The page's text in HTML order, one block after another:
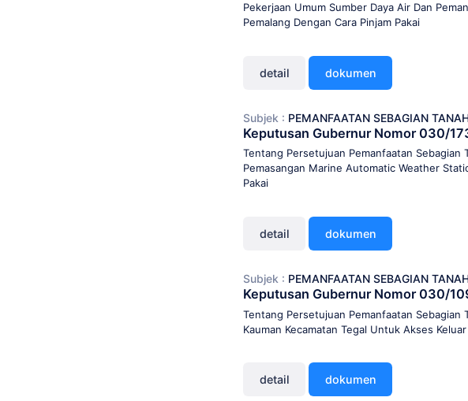
Pekerjaan Umum Sumber Daya Air Dan
Pemalang Dengan Cara Pinjam Pakai
detail dokumen
Subjek : PEMANFAATAN SEBAGIAN
Keputusan Gubernur Nomor 030/
Tentang Persetujuan Pemanfaatan Sebagian
Pemasangan Marine Automatic Weather
Pakai
detail dokumen
Subjek : PEMANFAATAN SEBAGIAN
Keputusan Gubernur Nomor 030/
Tentang Persetujuan Pemanfaatan Sebagian
Kauman Kecamatan Tegal Untuk Akses
detail dokumen